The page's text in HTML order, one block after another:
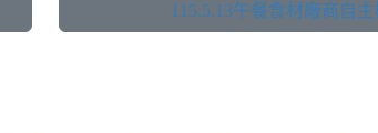
115.5.13午餐食材廠商自